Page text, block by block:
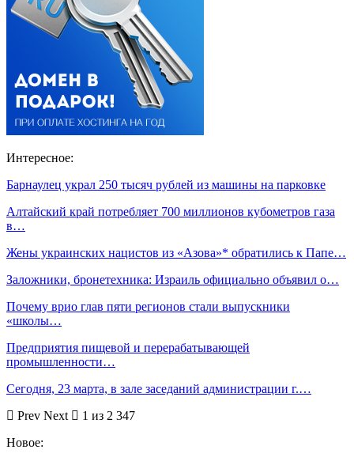
Интересное:
Барнаулец украл 250 тысяч рублей из машины на парковке
Алтайский край потребляет 700 миллионов кубометров газа
в…
Жены украинских нацистов из «Азова»* обратились к Папе…
Заложники, бронетехника: Израиль официально объявил о…
Почему врио глав пяти регионов стали выпускники
«школы…
Предприятия пищевой и перерабатывающей
промышленности…
Сегодня, 23 марта, в зале заседаний администрации г.…
Prev Next
1 из 2 347
Новое: